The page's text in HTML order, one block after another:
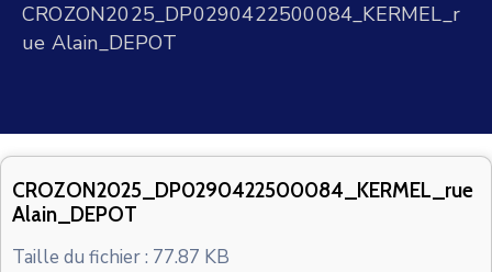
TERRE
VOS
CONTACT
CROZON2025_DP0290422500084_KERMEL_r
ue Alain_DEPOT
CROZON2025_DP0290422500084_KERMEL_rue
Alain_DEPOT
Taille du fichier : 77.87 KB